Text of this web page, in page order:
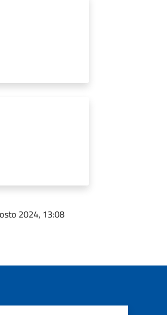
2024, 13:08